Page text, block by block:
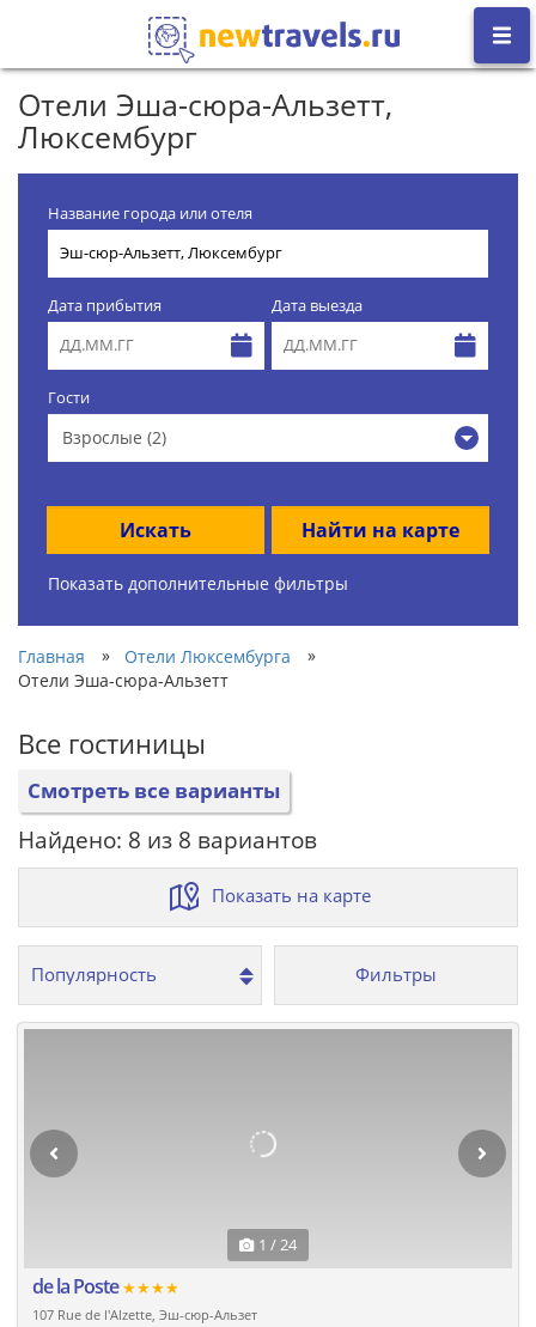
Отели Эша-сюра-Альзетт,
Люксембург
Название города или отеля
Дата прибытия Дата выезда
Гости
Взрослые (2)
Искать Найти на карте
Показать дополнительные фильтры
Главная » Отели Люксембурга
»
Отели Эша-сюра-Альзетт
Все гостиницы
Смотреть все варианты
Найдено: 8 из 8 вариантов
Показать на карте
Фильтры
1 / 24
de la Poste★★★★
107 Rue de l'Alzette, Эш-сюр-Альзет